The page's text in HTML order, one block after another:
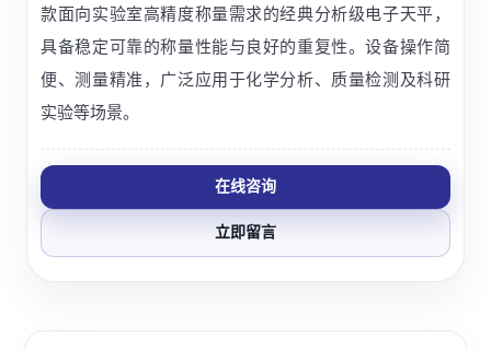
款面向实验室高精度称量需求的经典分析级电子天平，
具备稳定可靠的称量性能与良好的重复性。设备操作简
便、测量精准，广泛应用于化学分析、质量检测及科研
实验等场景。
在线咨询
立即留言